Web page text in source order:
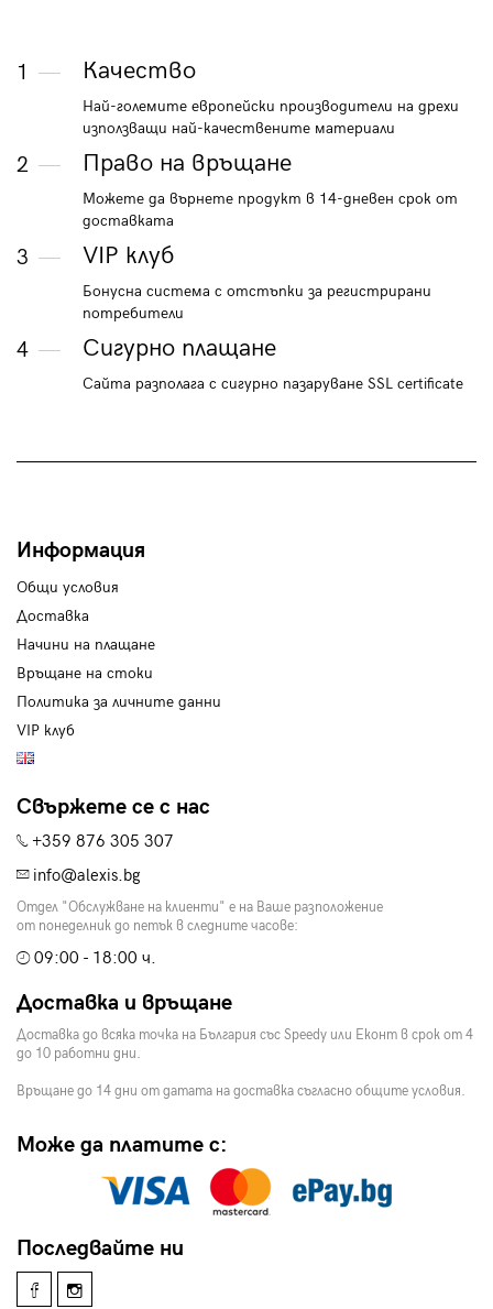
1 Качество
Най-големите европейски производители на дрехи
използващи най-качествените материали
2 Право на връщане
Можете да върнете продукт в 14-дневен срок от
доставката
3 VIP клуб
Бонусна система с отстъпки за регистрирани
потребители
4 Сигурно плащане
Сайта разполага с сигурно пазаруване SSL certificate
Информация
Общи условия
Доставка
Начини на плащане
Връщане на стоки
Политика за личните данни
VIP клуб
Свържете се с нас
+359 876 305 307
info@alexis.bg
Отдел "Обслужване на клиенти" е на Ваше разположение
от понеделник до петък в следните часове:
09:00 - 18:00 ч.
Доставка и връщане
Доставка до всяка точка на България със Speedy или Еконт в срок от 4
до 10 работни дни.
Връщане до 14 дни от датата на доставка съгласно общите условия.
Може да платите с:
Последвайте ни